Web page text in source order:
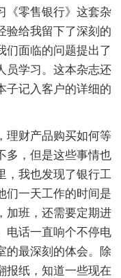
《零售银行》这套杂
验给我留下了深刻的
们面临的问题提出了
员学习。这本杂志还
子记入客户的详细的
理财产品购买如何等
多，但是这些事情也
，我也发现了银行工
们一天工作的时间是
加班，还需要定期进
电话一直响个不停电
的最深刻的体会。除
报纸，知道一些现在